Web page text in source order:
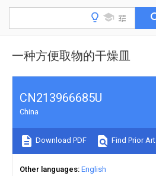
一种方便取物的干燥皿
CN213966685U
China
Download PDF Find Prior Art
Other languages English